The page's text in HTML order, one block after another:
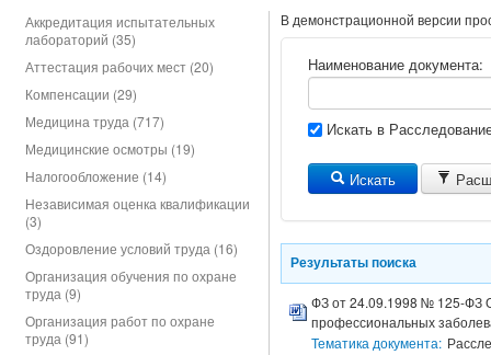
Аккредитация испытательных
лабораторий (35)
Аттестация рабочих мест (20)
Компенсации (29)
Медицина труда (717)
Медицинские осмотры (19)
Налогообложение (14)
Независимая оценка квалификации
(3)
Оздоровление условий труда (16)
Организация обучения по охране
труда (9)
Организация работ по охране
труда (91)
В демонстрационной версии
Наименование документа:
Искать в
Искать
Результаты поиска
ФЗ от 24.09.1998 № 125-ФЗ
профессиональных
Тематика документа: